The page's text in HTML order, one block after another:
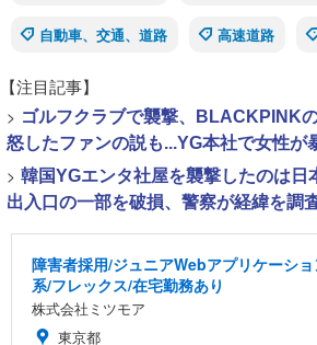
自動車、交通、道路 高速道路
【注目記事】
> ゴルフクラブで襲撃、BLACKPINK
怒したファンの説も...YG本社で女性が
> 韓国YGエンタ社屋を襲撃したのは日
出入口の一部を破損、警察が経緯を調
障害者採用/ジュニアWebアプリケーシ
系/フレックス/在宅勤務あり
株式会社ミツモア
東京都